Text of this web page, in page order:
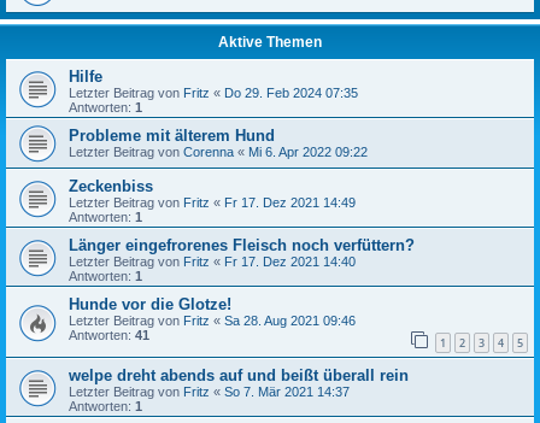
Aktive Themen
Hilfe
Letzter Beitrag von Fritz « Do 29. Feb 2024 07:35
Antworten: 1
Probleme mit älterem Hund
Letzter Beitrag von Corenna « Mi 6. Apr 2022 09:22
Zeckenbiss
Letzter Beitrag von Fritz « Fr 17. Dez 2021 14:49
Antworten: 1
Länger eingefrorenes Fleisch noch verfüttern?
Letzter Beitrag von Fritz « Fr 17. Dez 2021 14:40
Antworten: 1
Hunde vor die Glotze!
Letzter Beitrag von Fritz « Sa 28. Aug 2021 09:46
Antworten: 41 1 2 3 4 5
welpe dreht abends auf und beißt überall rein
Letzter Beitrag von Fritz « So 7. Mär 2021 14:37
Antworten: 1